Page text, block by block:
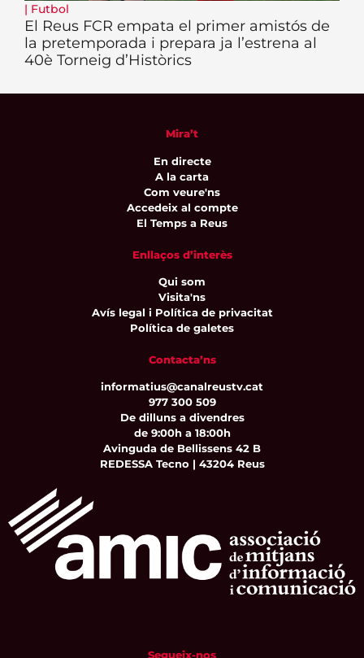
| Futbol
El Reus FCR empata el primer amistós de
la pretemporada i prepara ja l’estrena al
40è Torneig d’Històrics
Mira’t
En directe
A la carta
Com veure'ns
Accedeix al compte
El Temps a Reus
Enllaços d’interès
Qui som
Visita'ns
Avís legal i Política de privacitat
Política de galetes
Contacta’ns
informatius@canalreustv.cat
977 300 509
De dilluns a divendres
de 9:00h a 18:00h
Avinguda de Bellissens 42 B
REDESSA Tecno | 43204 Reus
Segueix-nos